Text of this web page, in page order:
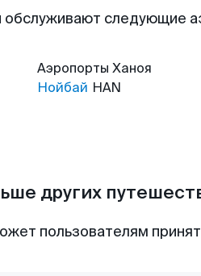
обслуживают следующие
Аэропорты Ханоя
Нойбай HAN
других
пользователям